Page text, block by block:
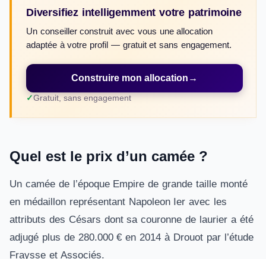
Diversifiez intelligemment votre patrimoine
Un conseiller construit avec vous une allocation
adaptée à votre profil — gratuit et sans engagement.
Construire mon allocation →
Gratuit, sans engagement
Quel est le prix d’un camée ?
Un camée de l’époque Empire de grande taille monté
en médaillon représentant Napoleon Ier avec les
attributs des Césars dont sa couronne de laurier a été
adjugé plus de 280.000 € en 2014 à Drouot par l’étude
Fraysse et Associés.